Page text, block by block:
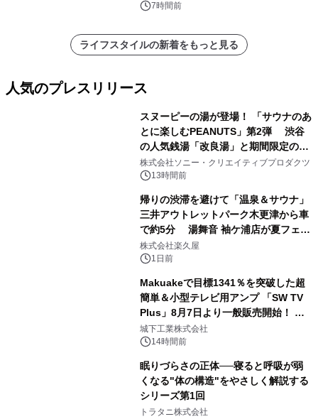
7時間前
ライフスタイルの新着をもっと見る
人気のプレスリリース
スヌーピーの湯が登場！ 「サウナのあ
とに楽しむPEANUTS」第2弾 渋谷
の人気銭湯「改良湯」と期間限定のコ
ラボレーション サウナイキタイコラ
ボグッズも発売決定！
株式会社ソニー・クリエイティブプロダクツ
13時間前
帰りの渋滞を避けて「温泉＆サウナ」
三井アウトレットパーク木更津から車
で約5分 湯舞音 袖ケ浦店が夏フェア
メニューを提供
株式会社楽久屋
1日前
Makuakeで目標1341％を突破した超
簡単＆小型テレビ用アンプ 「SW TV
Plus」8月7日より一般販売開始！ ケ
ーブル1本つなぐだけ、テレビの音が
ぐっと豊かに
城下工業株式会社
14時間前
眠りづらさの正体──寝ると呼吸が弱
くなる"体の構造"をやさしく解説する
シリーズ第1回
トラタニ株式会社